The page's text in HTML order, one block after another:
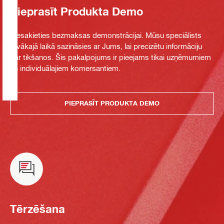
Pieprasīt Produkta Demo
Piesakieties bezmaksas demonstrācijai. Mūsu speciālists
tuvākajā laikā sazināsies ar Jums, lai precizētu informāciju
par tikšanos. Šis pakalpojums ir pieejams tikai uzņēmumiem
un individuālajiem komersantiem.
PIEPRASĪT PRODUKTA DEMO
Tērzēšana